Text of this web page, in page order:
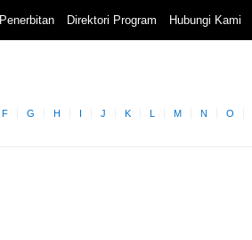
Penerbitan Direktori Program Hubungi Kami
F G H I J K L M N O